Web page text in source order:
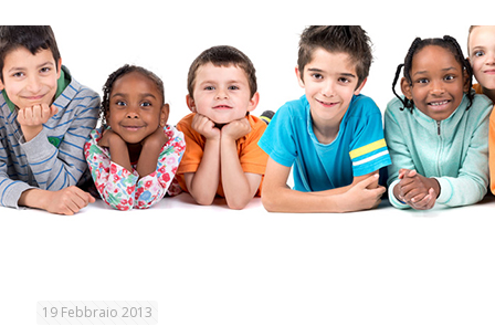
19 Febbraio 2013